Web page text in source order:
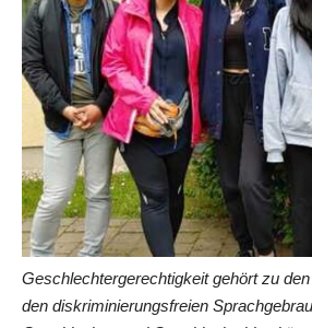
Geschlechtergerechtigkeit gehört zu
den diskriminierungsfreien